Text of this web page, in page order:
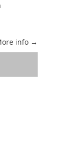
info →